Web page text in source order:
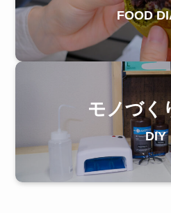
FOOD
モノづく
DIY